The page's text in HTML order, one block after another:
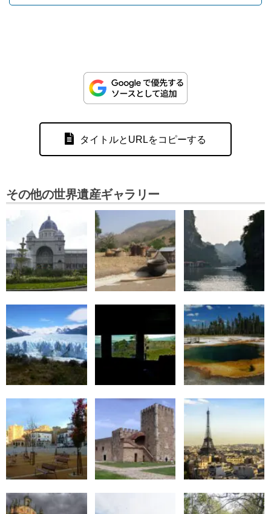
タイトルとURLをコピーする
その他の世界遺産ギャラリー